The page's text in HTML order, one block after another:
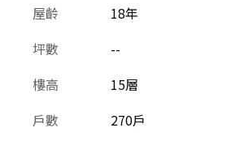
屋齡
18年
坪數
--
樓高
15層
戶數
270戶